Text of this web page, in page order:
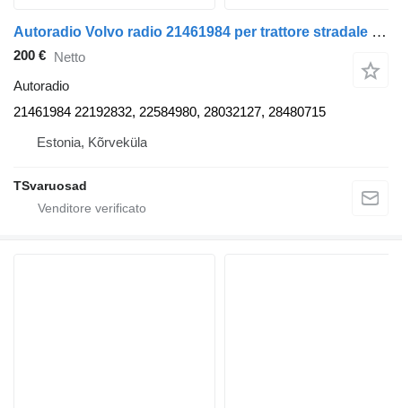
Autoradio Volvo radio 21461984 per trattore stradale Volvo FH
200 € Netto
Autoradio
21461984 22192832, 22584980, 28032127, 28480715
Estonia, Kõrveküla
TSvaruosad